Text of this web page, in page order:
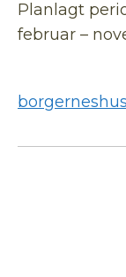
Planlagt
februar –